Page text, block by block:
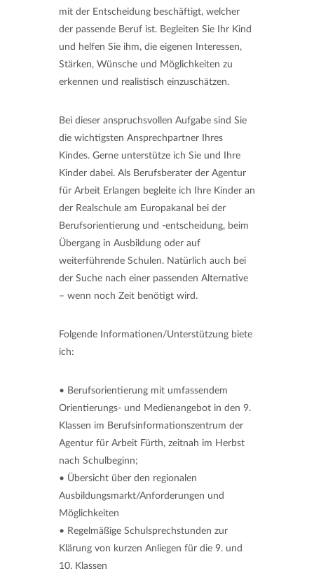
mit der Entscheidung beschäftigt, welcher
der passende Beruf ist. Begleiten Sie Ihr Kind
und helfen Sie ihm, die eigenen Interessen,
Stärken, Wünsche und Möglichkeiten zu
erkennen und realistisch einzuschätzen.
Bei dieser anspruchsvollen Aufgabe sind Sie
die wichtigsten Ansprechpartner Ihres
Kindes. Gerne unterstütze ich Sie und Ihre
Kinder dabei. Als Berufsberater der Agentur
für Arbeit Erlangen begleite ich Ihre Kinder an
der Realschule am Europakanal bei der
Berufsorientierung und -entscheidung, beim
Übergang in Ausbildung oder auf
weiterführende Schulen. Natürlich auch bei
der Suche nach einer passenden Alternative
– wenn noch Zeit benötigt wird.
Folgende Informationen/Unterstützung biete
ich:
• Berufsorientierung mit umfassendem
Orientierungs- und Medienangebot in den 9.
Klassen im Berufsinformationszentrum der
Agentur für Arbeit Fürth, zeitnah im Herbst
nach Schulbeginn;
• Übersicht über den regionalen
Ausbildungsmarkt/Anforderungen und
Möglichkeiten
• Regelmäßige Schulsprechstunden zur
Klärung von kurzen Anliegen für die 9. und
10. Klassen